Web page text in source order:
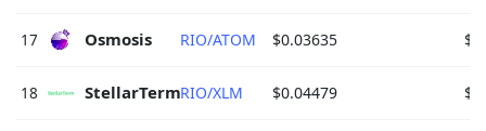
17 Osmosis RIO/ATOM $0.03635
18 StellarTerm RIO/XLM $0.04479